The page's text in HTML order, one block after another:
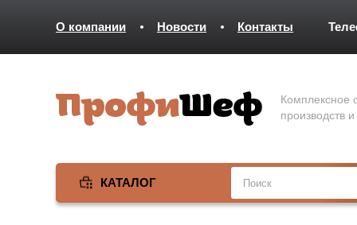
О компании Новости Контакты
Комплексное
производств
КАТАЛОГ